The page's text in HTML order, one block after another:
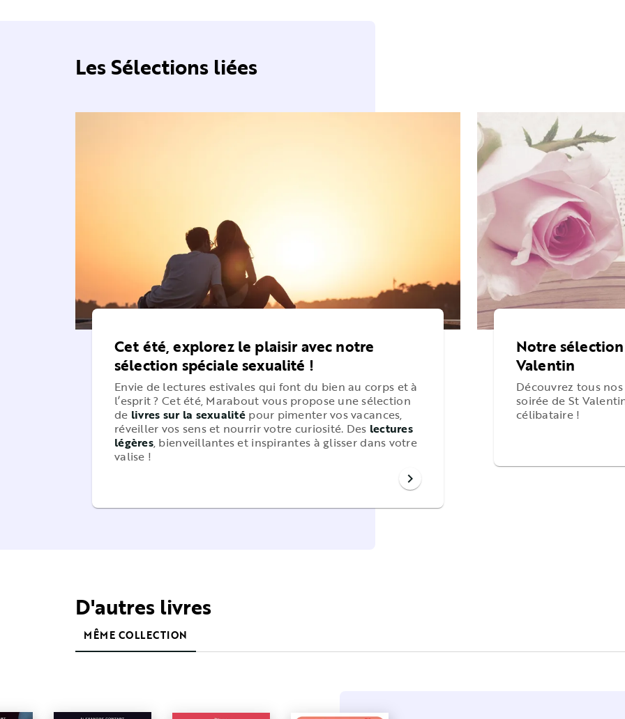
Les Sélections liées
Cet été, explorez le plaisir avec notre
sélection spéciale sexualité !
Envie de lectures estivales qui font du bien au corps et à
l’esprit ? Cet été, Marabout vous propose une sélection
de livres sur la sexualité pour pimenter vos vacances,
réveiller vos sens et nourrir votre curiosité. Des lectures
légères, bienveillantes et inspirantes à glisser dans votre
valise !
chevron_right
Notre
Valentin
Découvrez tous
soirée de St
célibataire !
D'autres livres
MÊME COLLECTION